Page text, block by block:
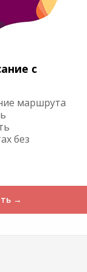
с
маршрута
без
→